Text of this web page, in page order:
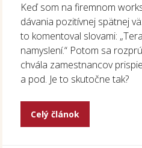
Keď som na firemnom
dávania pozitívnej spätnej
to komentoval slovami:
namyslení.“ Potom sa
chvála zamestnancov
a pod. Je to skutočne tak?
Celý článok